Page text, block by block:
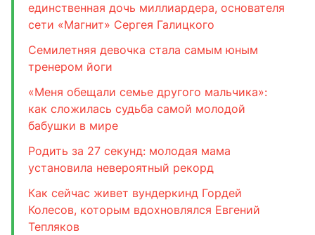
единственная дочь миллиардера, основателя
сети «Магнит» Сергея Галицкого
Семилетняя девочка стала самым юным
тренером йоги
«Меня обещали семье другого мальчика»:
как сложилась судьба самой молодой
бабушки в мире
Родить за 27 секунд: молодая мама
установила невероятный рекорд
Как сейчас живет вундеркинд Гордей
Колесов, которым вдохновлялся Евгений
Тепляков